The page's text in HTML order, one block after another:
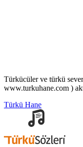
Türkücüler ve türkü
www.turkuhane.com )
Türkü Hane